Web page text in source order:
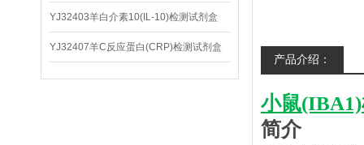
盒
YJ32403羊白介素10(IL-10)检测试剂盒
YJ32407羊C反应蛋白(CRP)检测试剂盒
产品介绍：
小鼠
简介